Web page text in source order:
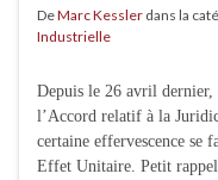
DeMarc Kessler dans la
Industrielle
Depuis le 26 avril
l’Accord relatif à la
certaine effervescence se
Effet Unitaire. Petit